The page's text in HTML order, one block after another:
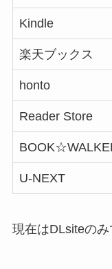
Kindle
楽天ブックス
honto
Reader Store
U-NEXT
現在はDLsiteのみ